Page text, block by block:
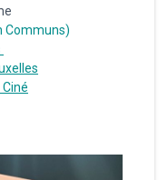
Communs)